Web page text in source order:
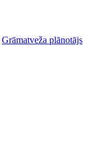
Grāmatveža plānotājs